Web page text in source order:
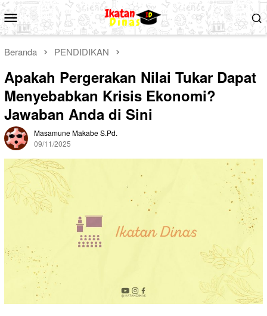
Loncat
ke
konten
Menu
Mobile
Beranda PENDIDIKAN
Apakah Pergerakan Nilai Tukar Dapat
Menyebabkan Krisis Ekonomi?
Jawaban Anda di Sini
Masamune Makabe S.Pd.
09/11/2025